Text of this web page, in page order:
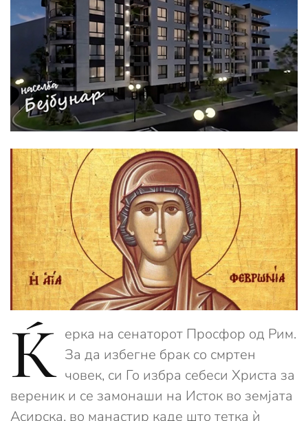
Ќ ерка на сенаторот Просфор од Рим.
За да избегне брак со смртен
човек, си Го избра себеси Христа за
вереник и се замонаши на Исток во земјата
Асирска, во манастир каде што тетка ѝ